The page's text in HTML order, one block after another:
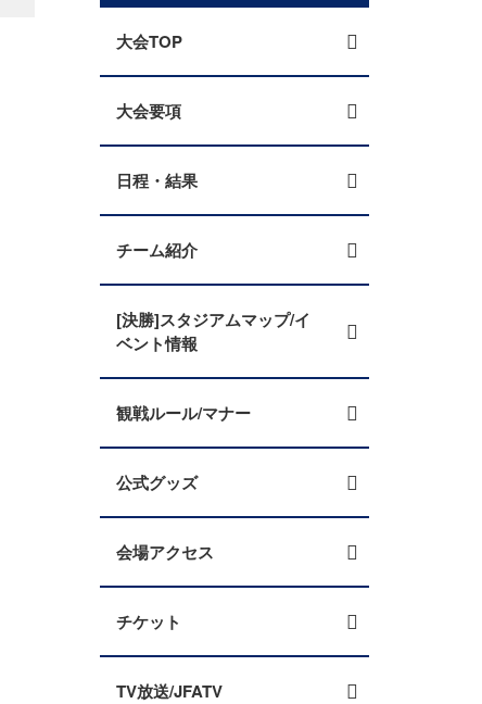
大会TOP
大会要項
日程・結果
チーム紹介
[決勝]スタジアムマップ/イ
ベント情報
観戦ルール/マナー
公式グッズ
会場アクセス
チケット
TV放送/JFATV